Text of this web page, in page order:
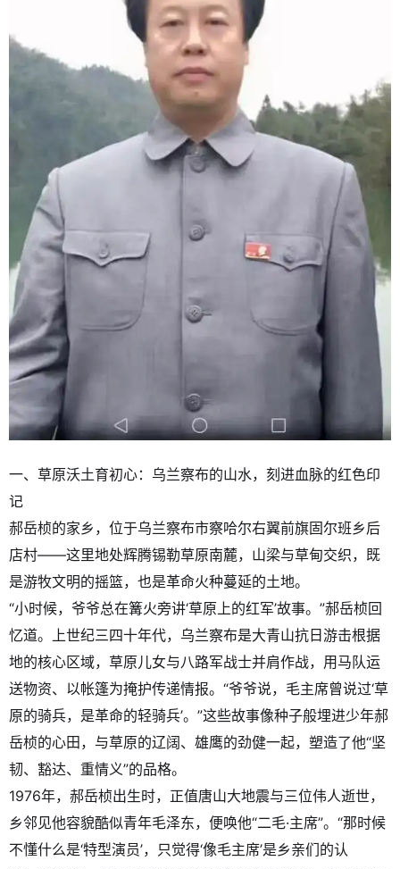
一、草原沃土育初心：乌兰察布的山水，刻进血脉的红色印
记
郝岳桢的家乡，位于乌兰察布市察哈尔右翼前旗固尔班乡后
店村——这里地处辉腾锡勒草原南麓，山梁与草甸交织，既
是游牧文明的摇篮，也是革命火种蔓延的土地。
“小时候，爷爷总在篝火旁讲‘草原上的红军’故事。”郝岳桢回
忆道。上世纪三四十年代，乌兰察布是大青山抗日游击根据
地的核心区域，草原儿女与八路军战士并肩作战，用马队运
送物资、以帐篷为掩护传递情报。“爷爷说，毛主席曾说过‘草
原的骑兵，是革命的轻骑兵’。”这些故事像种子般埋进少年郝
岳桢的心田，与草原的辽阔、雄鹰的劲健一起，塑造了他“坚
韧、豁达、重情义”的品格。
1976年，郝岳桢出生时，正值唐山大地震与三位伟人逝世，
乡邻见他容貌酷似青年毛泽东，便唤他“二毛·主席”。“那时候
不懂什么是‘特型演员’，只觉得‘像毛主席’是乡亲们的认